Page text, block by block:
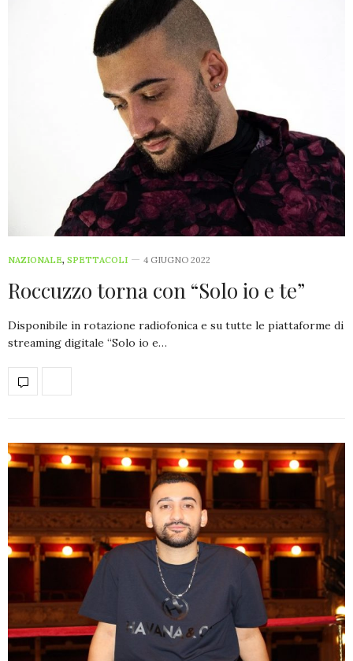
NAZIONALE, SPETTACOLI 4 GIUGNO 2022
Roccuzzo torna con “Solo io e te”
Disponibile in rotazione radiofonica e su tutte le piattaforme di
streaming digitale “Solo io e…